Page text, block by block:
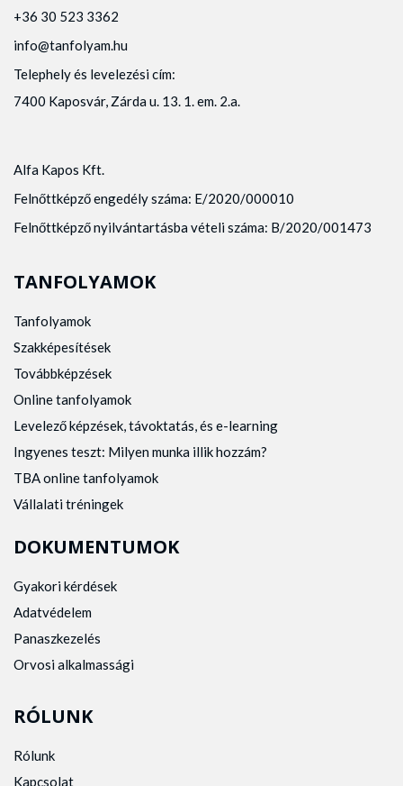
+36 30 523 3362
info@tanfolyam.hu
Telephely és levelezési cím:
7400 Kaposvár, Zárda u. 13. 1. em. 2.a.
Alfa Kapos Kft.
Felnőttképző engedély száma: E/2020/000010
Felnőttképző nyilvántartásba vételi száma: B/2020/001473
TANFOLYAMOK
Tanfolyamok
Szakképesítések
Továbbképzések
Online tanfolyamok
Levelező képzések, távoktatás, és e-learning
Ingyenes teszt: Milyen munka illik hozzám?
TBA online tanfolyamok
Vállalati tréningek
DOKUMENTUMOK
Gyakori kérdések
Adatvédelem
Panaszkezelés
Orvosi alkalmassági
RÓLUNK
Rólunk
Kapcsolat